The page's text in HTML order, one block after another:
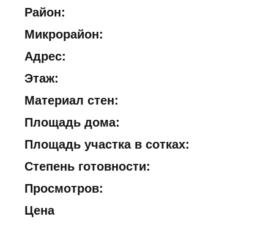
Район:
Микрорайон:
Адрес:
Этаж:
Материал стен:
Площадь дома:
Площадь участка в сотках:
Степень готовности:
Просмотров:
Цена